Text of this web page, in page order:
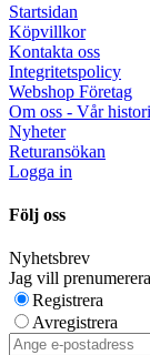
Startsidan
Köpvillkor
Kontakta oss
Integritetspolicy
Webshop Företag
Om oss - Vår
Nyheter
Returansökan
Logga in
Följ oss
Nyhetsbrev
Jag vill
Registrera
Avregistrera